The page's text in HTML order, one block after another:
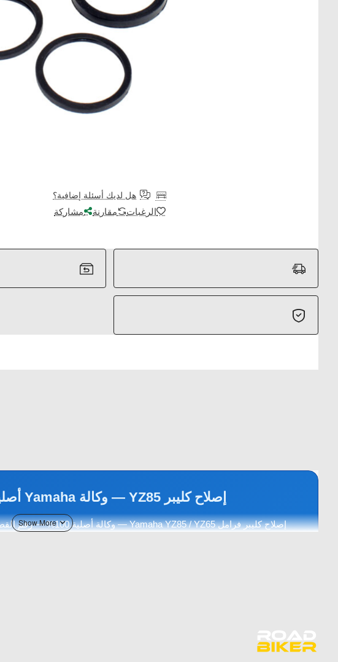
هل لديك أسئلة إضافية؟
الرغبات مقارنة مشاركة
إصلاح كليبر YZ85 — وكالة Yamaha أصلية — 4ES-W0057-00-00
الوصف التقني